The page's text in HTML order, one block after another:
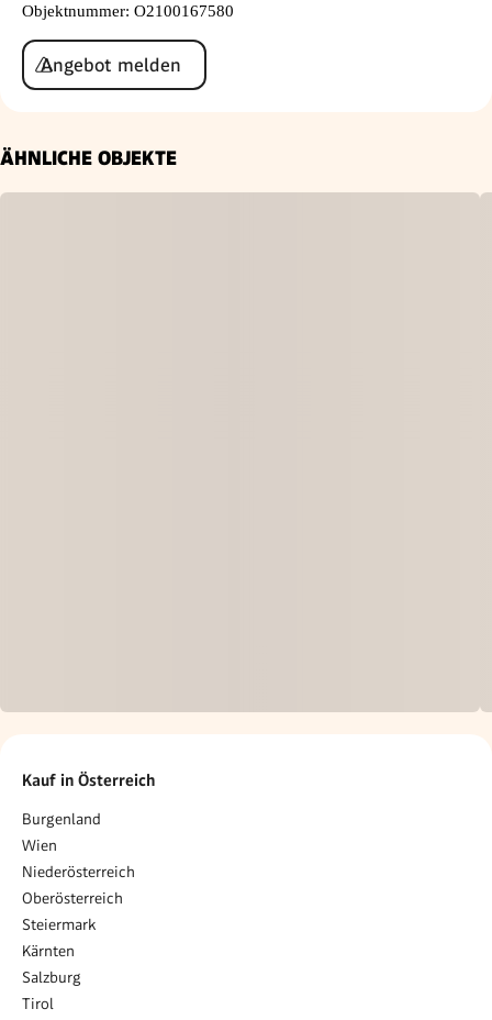
Objektnummer: O2100167580
Angebot melden
ÄHNLICHE OBJEKTE
Kauf in Österreich
Burgenland
Wien
Niederösterreich
Oberösterreich
Steiermark
Kärnten
Salzburg
Tirol